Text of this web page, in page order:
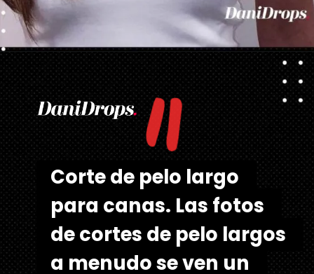
Abriendo... "
Corte de pelo largo
para canas. Las fotos
de cortes de pelo largos
a menudo se ven un
Corte de pelo largo
para canas. Las fotos
de cortes de pelo largos
a menudo se ven un